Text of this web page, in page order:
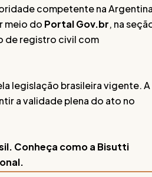
competente na
meio do Portal Gov.br, na
de registro civil com
legislação brasileira vigente. A
a validade plena do ato no
Conheça como a Bisutti